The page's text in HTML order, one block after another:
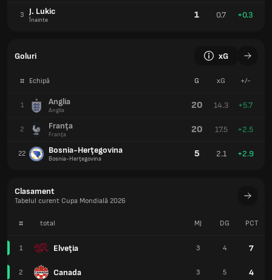
3 J. Lukic
Înainte 1 0.7 +0.3
Goluri xG
# Echipă G xG +/-
1 Anglia
Anglia 20 14.3 +5.7
2 Franţa
Franţa 20 17.5 +2.5
22 Bosnia-Herţegovina
Bosnia-Herţegovina 5 2.1 +2.9
Clasament
Tabelul curent Cupa Mondială 2026
# total
1 Elveţia
2 Canada
MJ DG PCT
3 4 7
3 5 4